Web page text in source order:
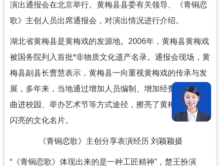
演出通报会在北京举行。黄梅县县委有关领导、《青铜恋
歌》主创人员出席通报会，对演出情况进行介绍。
湖北省黄梅县是黄梅戏的发源地。2006年，黄梅县黄梅戏
被国务院列入首批*非物质文化遗产名录。通报会现场，黄
梅县副县长曹慧表示，黄梅县一向重视黄梅戏的传承与发
展，多年来，当地通过增加人员编制、增加经费、开展戏
曲进校园、举办艺术节等方式途径，擦亮了黄梅戏这一张
闪亮的文化名片。
《青铜恋歌》主创分享表演经历 刘颖颖摄
“《青铜恋歌》体现出来的是一种工匠精神”，楚王扮演